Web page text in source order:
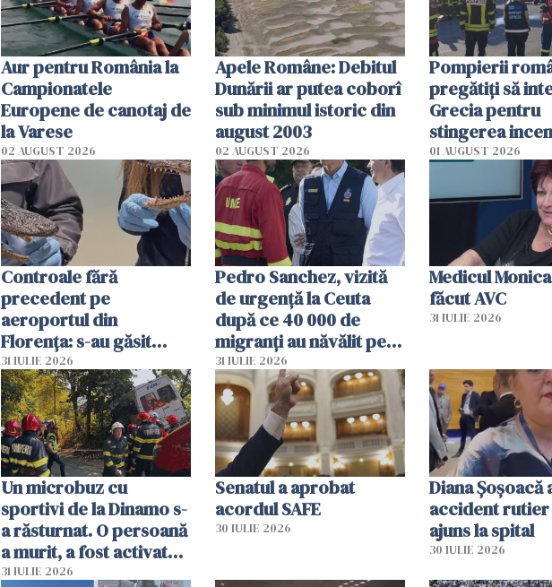
Aur pentru România la
Campionatele
Europene de canotaj de
la Varese
02 AUGUST 2026
Apele Române: Debitul
Dunării ar putea coborî
sub minimul istoric din
august 2003
02 AUGUST 2026
Pompierii
pregătiţi să
Grecia pentru
stingerea
01 AUGUST 2026
Controale fără
precedent pe
aeroportul din
Florența: s-au găsit
capete de aligator și o
sumă imensă de bani
31 IULIE 2026
Pedro Sanchez, vizită
de urgență la Ceuta
după ce 40 000 de
migranți au năvălit pe
teritoriul spaniol: „Vom
mobiliza toate
resursele"
31 IULIE 2026
Medicul
făcut AVC
31 IULIE 2026
Un microbuz cu
sportivi de la Dinamo s-
a răsturnat. O persoană
a murit, a fost activat
planul roșu de
31 IULIE 2026
Senatul a aprobat
acordul SAFE
30 IULIE 2026
Diana Șoșoacă
accident rutier
ajuns la spital
30 IULIE 2026